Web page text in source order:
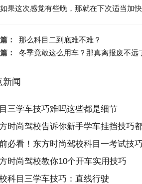
果这次感觉有些晚，那就在下次适当加
：
那么科目二到底难不难？
：
冬季竟敢这么用车？那真离报废不远
新闻
三学车技巧难吗这些都是细节
时尚驾校告诉你新手学车挂挡技巧
必看！东方时尚驾校科目一考试技巧
时尚驾校教你10个开车实用技巧
科目三学车技巧：直线行驶